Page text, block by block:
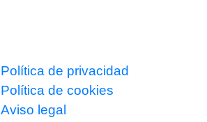
Política de privacidad
Política de cookies
Aviso legal